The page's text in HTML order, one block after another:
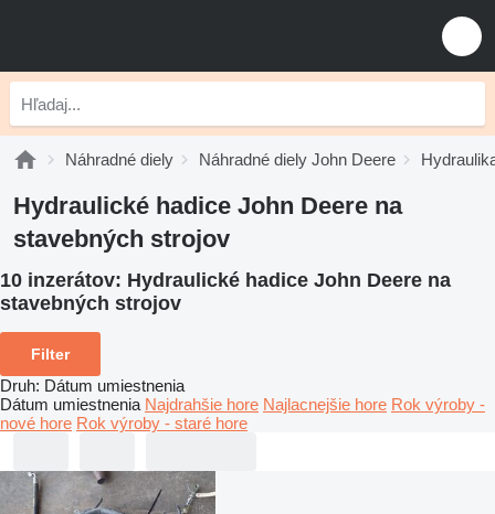
Náhradné diely Náhradné diely John Deere
Hydraulické hadice John Deere na
stavebných strojov
10 inzerátov: Hydraulické hadice John Deere na
stavebných strojov
Filter
Druh: Dátum umiestnenia
Dátum umiestnenia Najdrahšie hore Najlacnejšie hore Rok výroby -
nové hore Rok výroby - staré hore